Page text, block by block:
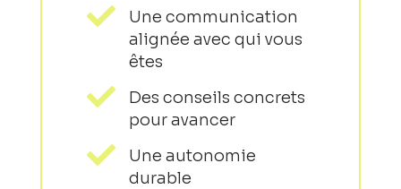

Une communication
alignée avec qui vous
êtes

Des conseils concrets
pour avancer

Une autonomie
durable